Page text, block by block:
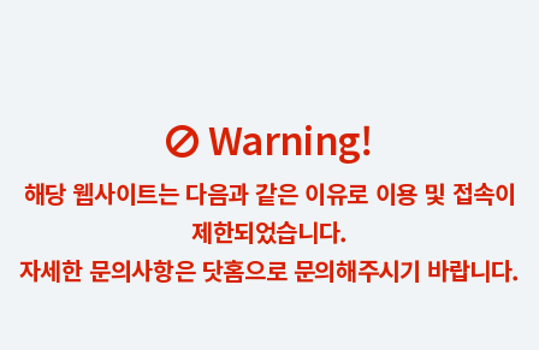
Warning!
해당 웹사이트는 다음과 같은 이유로 이용 및 접속이
제한되었습니다.
자세한 문의사항은 닷홈으로 문의해주시기 바랍니다.